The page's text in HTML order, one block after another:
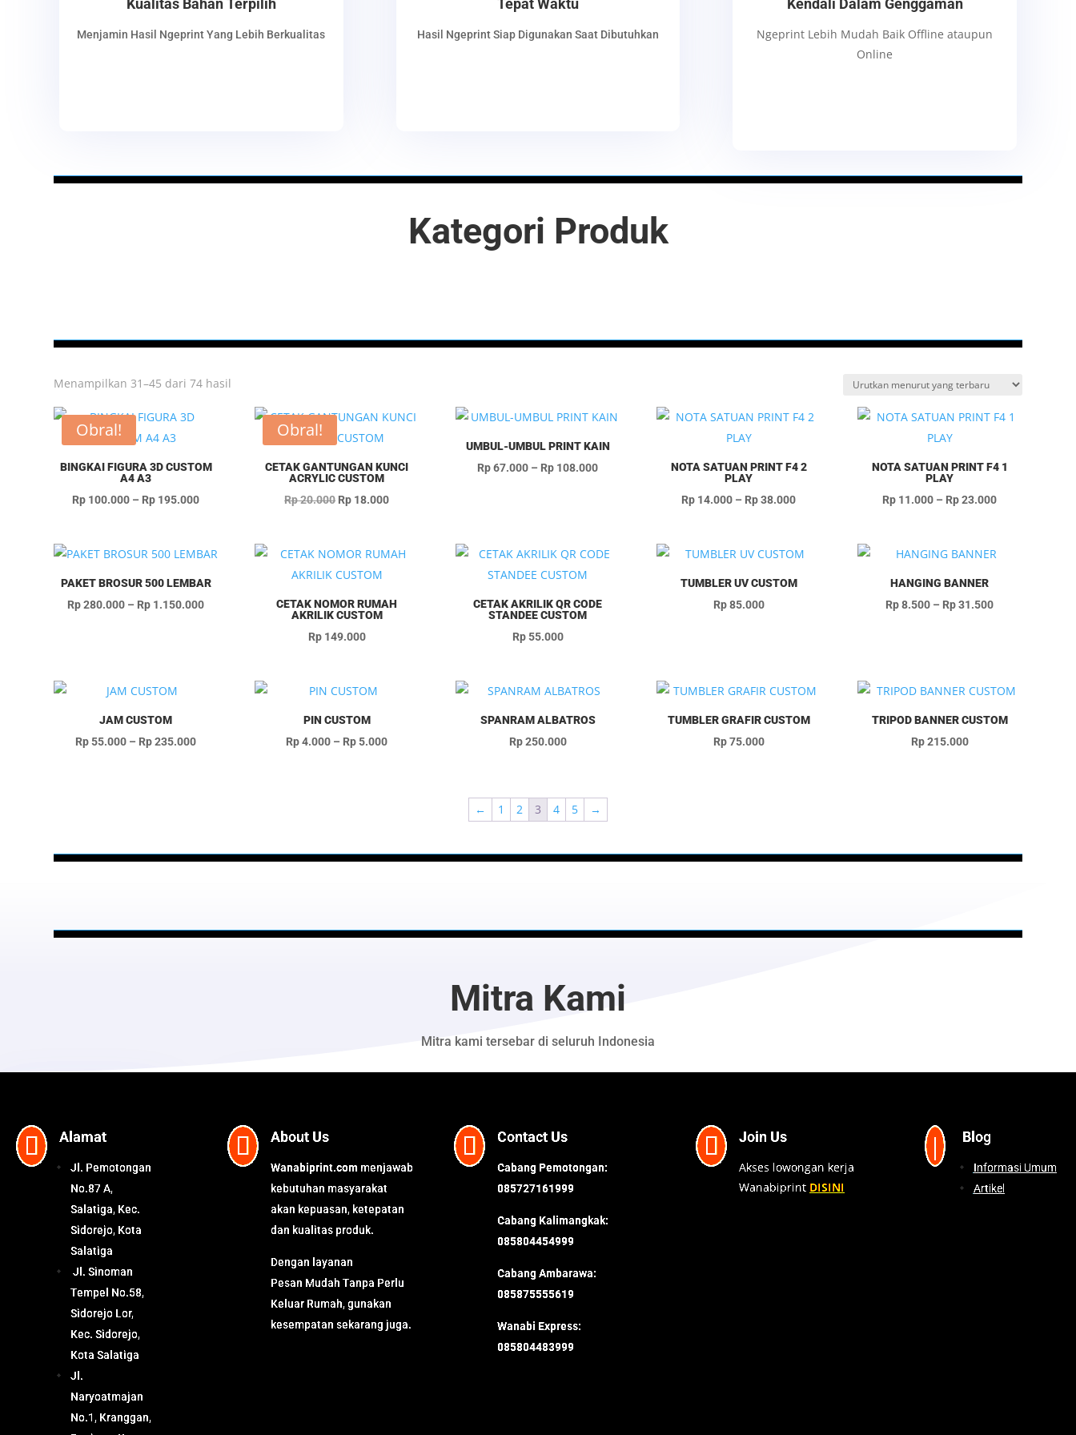
Kualitas Bahan Terpilih
Menjamin Hasil Ngeprint Yang Lebih Berkualitas
Tepat Waktu
Hasil Ngeprint Siap Digunakan Saat Dibutuhkan
Kendali Dalam Genggaman
Ngeprint Lebih Mudah Baik Offline ataupun
Online
Kategori Produk
Menampilkan 31–45 dari 74 hasil
yang
Obral!
BINGKAI FIGURA 3D CUSTOM
A4 A3
Rp 100.000 – Rp 195.000Rentang
hingga
Rp 195.000
Obral!
CETAK GANTUNGAN KUNCI
ACRYLIC CUSTOM
Rp20.000 Harga
Rp 20.000.
Rp 18.000Harga
adalah:
UMBUL-UMBUL PRINT KAIN
Rp67.000 – Rp 108.000Rentang
Rp 108.000
NOTA SATUAN PRINT F4 2
PLAY
Rp 14.000 – Rp38.000Rentang
hingga
Rp 38.000
NOTA SATUAN PRINT F4 1
PLAY
Rp 11.000 – Rp23.000Rentang
hingga
PAKET BROSUR 500 LEMBAR
Rp280.000 – Rp 1.150.000Rentang
Rp 1.150.000
CETAK NOMOR RUMAH
AKRILIK CUSTOM
Rp149.000
CETAK AKRILIK QR CODE
STANDEE CUSTOM
Rp55.000
TUMBLER UV CUSTOM
Rp85.000
HANGING BANNER
Rp8.500 – Rp31.500Rentang
Rp 31.500
JAM CUSTOM
Rp55.000 – Rp235.000Rentang
PIN CUSTOM
Rp4.000 – Rp5.000Rentang
SPANRAM ALBATROS
Rp250.000
TUMBLER GRAFIR CUSTOM
Rp75.000
TRIPOD BANNER CUSTOM
Rp215.000
← 1 2 3 4 5 →
Mitra Kami
Mitra kami tersebar di seluruh Indonesia
 Alamat
Jl. Pemotongan
No.87 A,
Salatiga, Kec.
Sidorejo, Kota
Salatiga
Jl. Sinoman
Tempel No.58,
Sidorejo Lor,
Kec. Sidorejo,
Kota Salatiga
Jl.
Naryoatmajan
No.1, Kranggan,
 About Us
Wanabiprint.com menjawab
kebutuhan masyarakat
akan kepuasan, ketepatan
dan kualitas produk.
Dengan layanan
Pesan Mudah Tanpa Perlu
Keluar Rumah, gunakan
kesempatan sekarang juga.
 Contact Us
Cabang Pemotongan:
085727161999
Cabang Kalimangkak:
085804454999
Cabang Ambarawa:
085875555619
Wanabi Express:
085804483999
 Join Us
Akses lowongan kerja
Wanabiprint DISINI
| Blog
Informasi Umum
Artikel